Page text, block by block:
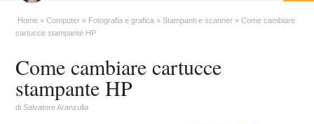
Home Computer Fotografia e grafica Stampanti e scanner
Come cambiare
cartucce stampante HP
Come cambiare cartucce
stampante HP
diSalvatore Aranzulla